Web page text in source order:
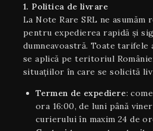
1. Politica de livrare
La Note Rare SRL ne asumăm
pentru expedierea rapidă și
dumneavoastră. Toate tarifele
se aplică pe teritoriul
situaţiilor în care se solicită
Termen de expediere:
ora 16:00, de luni până
curierului în maxim 24 de